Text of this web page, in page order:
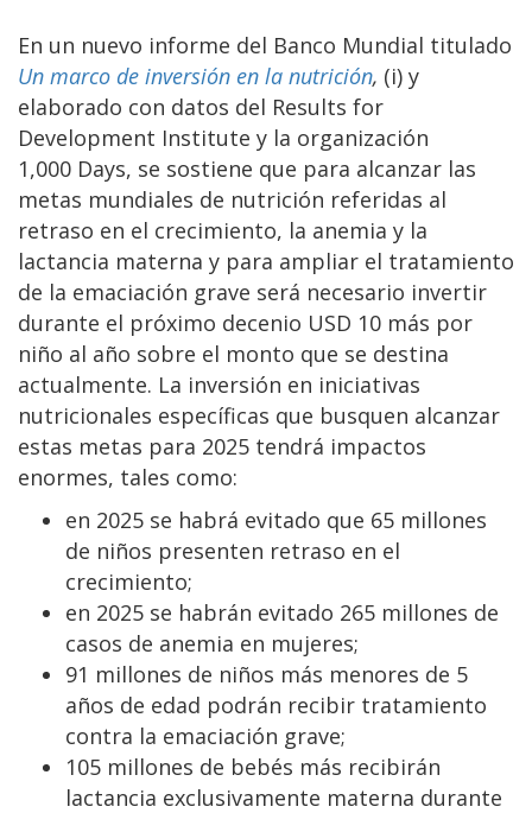
En un nuevo informe del Banco Mundial titulado
Un marco de inversión en la nutrición, (i) y
elaborado con datos del Results for
Development Institute y la organización
1,000 Days, se sostiene que para alcanzar las
metas mundiales de nutrición referidas al
retraso en el crecimiento, la anemia y la
lactancia materna y para ampliar el tratamiento
de la emaciación grave será necesario invertir
durante el próximo decenio USD 10 más por
niño al año sobre el monto que se destina
actualmente. La inversión en iniciativas
nutricionales específicas que busquen alcanzar
estas metas para 2025 tendrá impactos
enormes, tales como:
en 2025 se habrá evitado que 65 millones
de niños presenten retraso en el
crecimiento;
en 2025 se habrán evitado 265 millones de
casos de anemia en mujeres;
91 millones de niños más menores de 5
años de edad podrán recibir tratamiento
contra la emaciación grave;
105 millones de bebés más recibirán
lactancia exclusivamente materna durante